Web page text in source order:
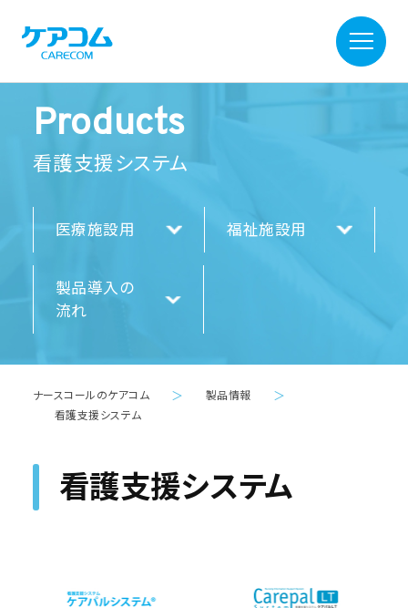
Products
看護支援システム
医療施設用 福祉施設用
製品導入の
流れ
ナースコールのケアコム ＞ 製品情報 ＞
看護支援システム
看護支援システム